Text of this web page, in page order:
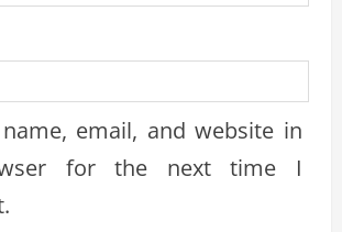
email, and website in
for the next time I